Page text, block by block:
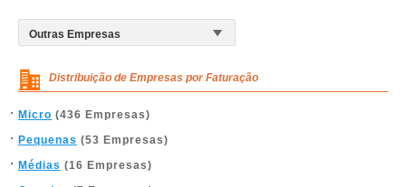
Distribuição de Empresas por Faturação
Micro (436 Empresas)
Pequenas (53 Empresas)
Médias (16 Empresas)